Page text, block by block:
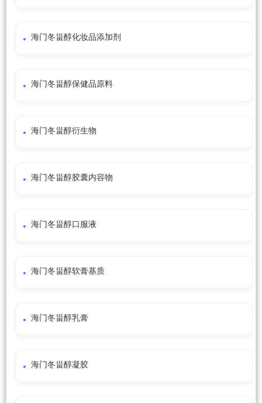
海门冬甾醇化妆品添加剂
海门冬甾醇保健品原料
海门冬甾醇衍生物
海门冬甾醇胶囊内容物
海门冬甾醇口服液
海门冬甾醇软膏基质
海门冬甾醇乳膏
海门冬甾醇凝胶